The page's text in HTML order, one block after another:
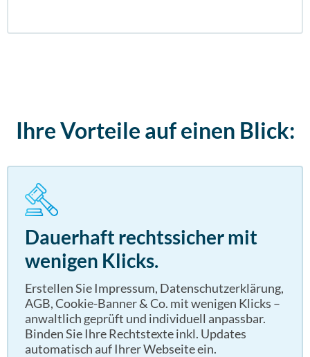
Ihre Vorteile auf einen Blick:
Dauerhaft rechtssicher mit
wenigen Klicks.
Erstellen Sie Impressum, Datenschutzerklärung,
AGB, Cookie-Banner & Co. mit wenigen Klicks –
anwaltlich geprüft und individuell anpassbar.
Binden Sie Ihre Rechtstexte inkl. Updates
automatisch auf Ihrer Webseite ein.